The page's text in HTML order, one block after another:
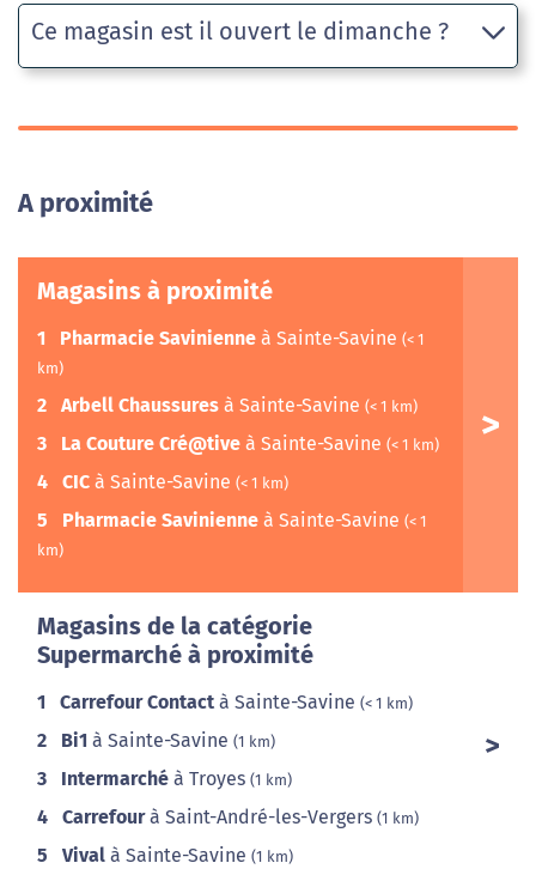
Ce magasin est il ouvert le dimanche ?
A proximité
Magasins à proximité
1 Pharmacie Savinienne à Sainte-Savine (< 1
km)
2 Arbell Chaussures à Sainte-Savine (< 1 km)
3 La Couture Cré@tive à Sainte-Savine (< 1 km)
4 CIC à Sainte-Savine (< 1 km)
5 Pharmacie Savinienne à Sainte-Savine (< 1
km)
Magasins de la catégorie
Supermarché à proximité
1 Carrefour Contact à Sainte-Savine (< 1 km)
2 Bi1 à Sainte-Savine (1 km)
3 Intermarché à Troyes (1 km)
4 Carrefourà Saint-André-les-Vergers (1 km)
5 Vival à Sainte-Savine (1 km)